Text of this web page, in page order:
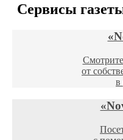
Сервисы
от
в